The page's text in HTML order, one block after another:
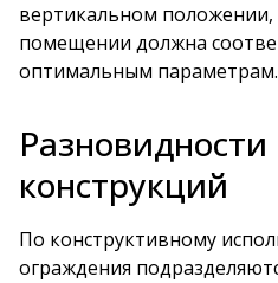
вертикальном
помещении должна
оптимальным параметрам.
конструкций
По конструктивному
ограждения